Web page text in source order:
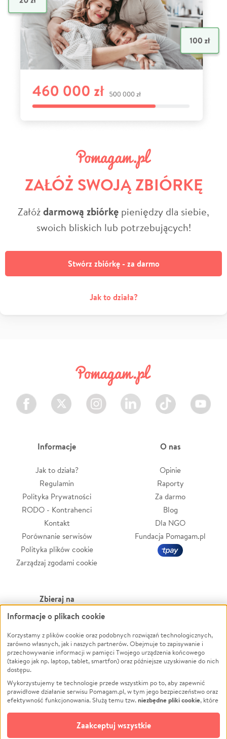
ZAŁÓŻ SWOJĄ ZBIÓRKĘ
Załóżdarmową zbiórkę pieniędzy dla siebie,
swoich bliskich lub potrzebujących!
Stwórz zbiórkę - za darmo
Jak to działa?
Facebook Twitter Instagram LinkedIn TikTok Youtube
Informacje
Jak to działa?
Regulamin
Polityka Prywatności
RODO - Kontrahenci
Kontakt
Porównanie serwisów
Polityka plików cookie
Zarządzaj zgodami cookie
O nas
Opinie
Raporty
Za darmo
Blog
Dla NGO
Fundacja Pomagam.pl
Zbieraj na
Leczenie
Zwierzęta
Pożar
Ukraina
Pomoc Finansowa
Projekty
Pogrzeb
Społeczność lokalna
Powódź
Wichura
NGO
Edukacja
Podróż
Impreza
Ochrona środowiska
Informacje o plikach cookie
Korzystamy z plików cookie oraz podobnych rozwiązań technologicznych,
zarówno własnych, jak i naszych partnerów. Obejmuje to zapisywanie i
przechowywanie informacji w pamięci Twojego urządzenia końcowego
(takiego jak np. laptop, tablet, smartfon) oraz późniejsze uzyskiwanie do nich
dostępu.
Wykorzystujemy te technologie przede wszystkim po to, aby zapewnić
prawidłowe działanie serwisu Pomagam.pl, w tym jego bezpieczeństwo oraz
efektywność funkcjonowania. Służą temu tzw.niezbędne pliki cookie, które
opcjonalnych plików cookie
technologii do celów analitycznych i retargetingowych. Możesz wyrazić
Zaakceptuj wszystkie